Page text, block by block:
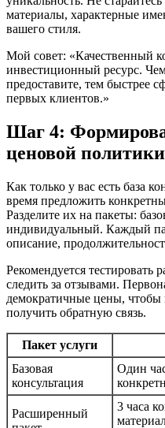
материалы, характерные
вашего стиля.
Мой совет: «Качественный
инвестиционный ресурс.
предоставите, тем быстрее
первых клиентов.»
Шаг 4:
ценовой политики
Как только у вас есть база
время предложить
Разделите их на пакеты:
индивидуальный. Каждый
описание,
Рекомендуется тестировать
следить за отзывами.
демократичные цены, чтобы
получить обратную связь.
Пакет услуги
Базовая
консультация
Один
Расширенный
3 часа